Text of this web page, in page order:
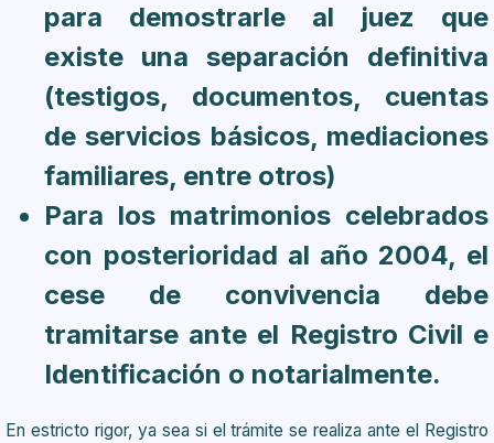
para demostrarle al juez que
existe una separación definitiva
(testigos, documentos, cuentas
de servicios básicos, mediaciones
familiares, entre otros)
Para los matrimonios celebrados
con posterioridad al año 2004, el
cese de convivencia debe
tramitarse ante el Registro Civil e
Identificación o notarialmente.
En estricto rigor, ya sea si el trámite se realiza ante el Registro